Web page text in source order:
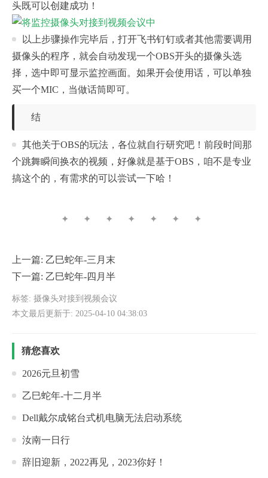
头既可以创建成功！
以上步骤操作完毕后，打开飞书钉钉或者其他需要调用
摄像头的程序，就会自动发现一个OBS开头的摄像头选
择，选中即可显示监控画面。如果开会使用话，可以单独
买一个MIC，当做话筒即可。
结
其他关于OBS的玩法，各位就自行研究吧！前段时间那
个跳舞瞬间换衣的视频，好像就是基于OBS，咱不是专业
搞这个的，有需求的可以尝试一下哈！
✦ ✦ ✦ ✦ ✦ ✦ ✦
上一篇: 乙巳蛇年-三月末
下一篇: 乙巳蛇年-四月半
标签: 摄像头对接到视频会议
本文最后更新于: 2025-04-10 04:38:03
猜您喜欢
2026元旦初雪
乙巳蛇年-十二月半
Dell戴尔成铭台式机电脑无法启动系统
汝南一日行
辞旧迎新，2022再见，2023你好！